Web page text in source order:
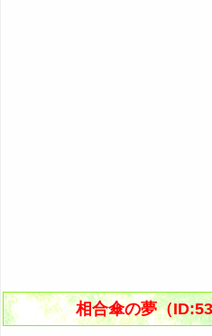
相合傘の夢（